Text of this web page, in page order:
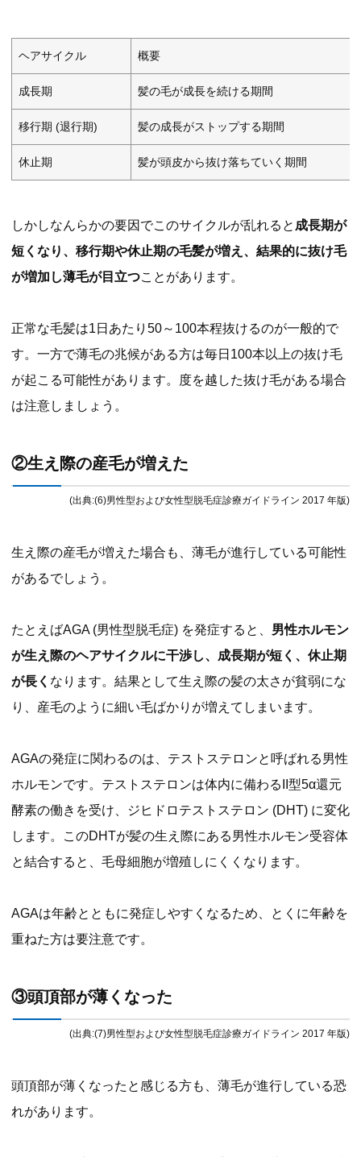
ヘアサイクル 概要
成長期 髪の毛が成長を続ける期間
移行期 (退行期) 髪の成長がストップする期間
休止期 髪が頭皮から抜け落ちていく期間
しかしなんらかの要因でこのサイクルが乱れると 成長期が
短くなり、移行期や休止期の毛髪が増え、結果的に抜け毛
が増加し薄毛が目立つことがあります。
正常な毛髪は1日あたり50～100本程抜けるのが一般的で
す。一方で薄毛の兆候がある方は毎日100本以上の抜け毛
が起こる可能性があります。度を越した抜け毛がある場合
は注意しましょう。
②生え際の産毛が増えた
(出典:(6)男性型および女性型脱毛症診療ガイドライン 2017 年版)
生え際の産毛が増えた場合も、薄毛が進行している可能性
があるでしょう。
たとえばAGA (男性型脱毛症) を発症すると、 男性ホルモン
が生え際のヘアサイクルに干渉し、成長期が短く、休止期
が長く なります。結果として生え際の髪の太さが貧弱にな
り、産毛のように細い毛ばかりが増えてしまいます。
AGAの発症に関わるのは、テストステロンと呼ばれる男性
ホルモンです。テストステロンは体内に備わるII型5α還元
酵素の働きを受け、ジヒドロテストステロン (DHT) に変化
します。このDHTが髪の生え際にある男性ホルモン受容体
と結合すると、毛母細胞が増殖しにくくなります。
AGAは年齢とともに発症しやすくなるため、とくに年齢を
重ねた方は要注意です。
③頭頂部が薄くなった
(出典:(7)男性型および女性型脱毛症診療ガイドライン 2017 年版)
頭頂部が薄くなったと感じる方も、薄毛が進行している恐
れがあります。